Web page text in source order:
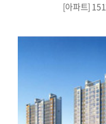
[아파트]